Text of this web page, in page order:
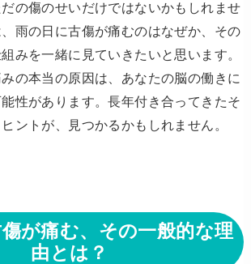
の傷のせいだけではないかもしれませ
雨の日に古傷が痛むのはなぜか、その
みを一緒に見ていきたいと思います。
の本当の原因は、あなたの脳の働きに
性があります。長年付き合ってきたそ
ントが、見つかるかもしれません。
が痛む、その一般的な理
由とは？